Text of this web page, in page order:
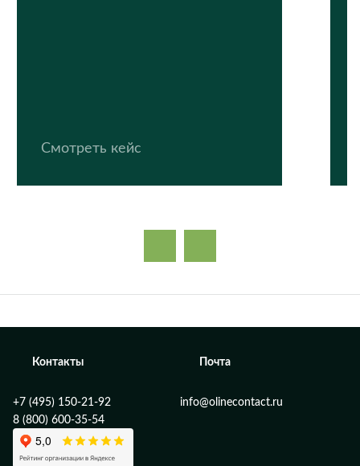
Смотреть кейс
Контакты
+7 (495) 150-21-92
8 (800) 600-35-54
Почта
info@olinecontact.ru